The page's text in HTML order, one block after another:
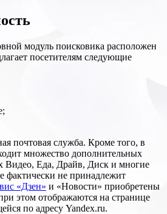
модуль поисковика расположен
посетителям следующие
почтовая служба. Кроме того, в
множество дополнительных
Видео, Еда, Драйв, Диск и многие
фактически не принадлежит
«Дзен» и «Новости» приобретены
этом отображаются на странице
по адресу Yandex.ru.